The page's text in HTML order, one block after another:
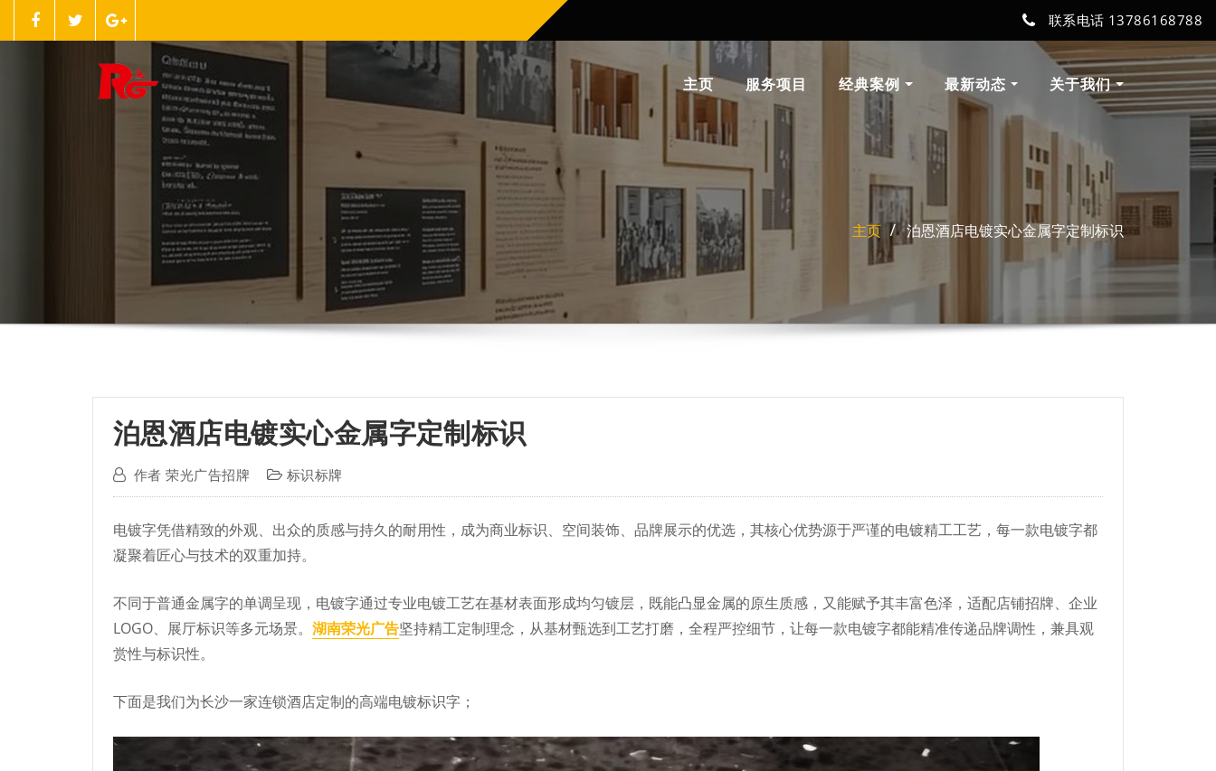
至
联系电话 13786168788
主页 服务项目 经典案例 最新动态 关于我们
主页 泊恩酒店电镀实心金属字定制标识
泊恩酒店电镀实心金属字定制标识
作者荣光广告招牌 标识标牌
电镀字凭借精致的外观、出众的质感与持久的耐用性，成为商业标识、空间装饰、品牌展示的优选，其核心优势源于严谨的电镀精工工艺，每一款电镀字都
凝聚着匠心与技术的双重加持。
不同于普通金属字的单调呈现，电镀字通过专业电镀工艺在基材表面形成均匀镀层，既能凸显金属的原生质感，又能赋予其丰富色泽，适配店铺招牌、企业
LOGO、展厅标识等多元场景。 湖南荣光广告坚持精工定制理念，从基材甄选到工艺打磨，全程严控细节，让每一款电镀字都能精准传递品牌调性，兼具观
赏性与标识性。
下面是我们为长沙一家连锁酒店定制的高端电镀标识字；